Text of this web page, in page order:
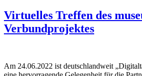
Virtuelles Treffen des
Verbundprojektes
Am 24.06.2022 ist deutschlandweit